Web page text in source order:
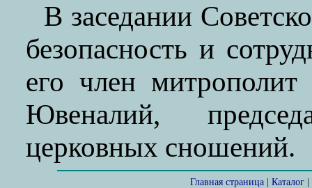
В заседании
безопасность и
его член
Ювеналий,
церковных сношений.
Главная страница Каталог